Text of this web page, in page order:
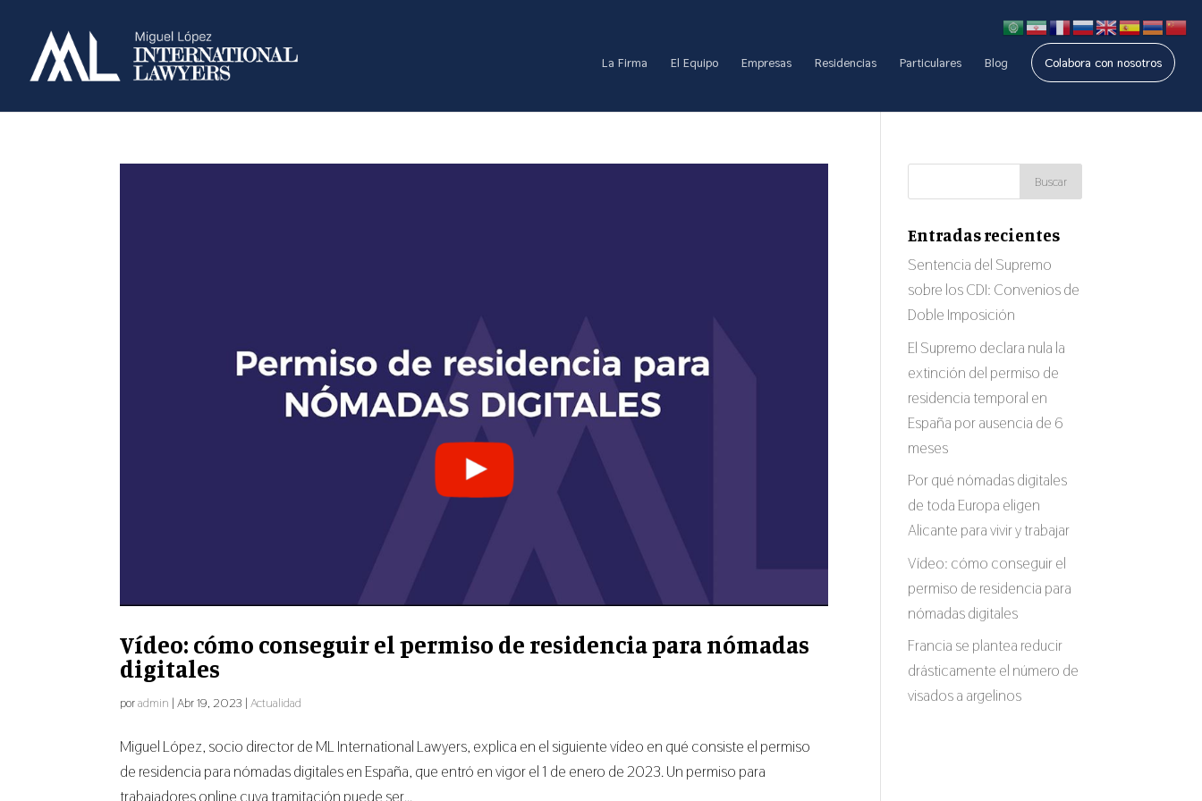
La Firma El Equipo Empresas Residencias Particulares Blog Colabora con nosotros
Vídeo: cómo conseguir el permiso de residencia para nómadas
digitales
poradmin |Abr 19, 2023 |Actualidad
Miguel López, socio director de ML International Lawyers, explica en el siguiente vídeo en qué consiste el permiso
de residencia para nómadas digitales en España, que entró en vigor el 1 de enero de 2023. Un permiso para
trabajadores online cuya tramitación puede ser...
Entradas recientes
Sentencia del Supremo
sobre los CDI: Convenios de
Doble Imposición
El Supremo declara nula la
extinción del permiso de
residencia temporal en
España por ausencia de 6
meses
Por qué nómadas digitales
de toda Europa eligen
Alicante para vivir y trabajar
Vídeo: cómo conseguir el
permiso de residencia para
nómadas digitales
Francia se plantea reducir
drásticamente el número de
visados a argelinos